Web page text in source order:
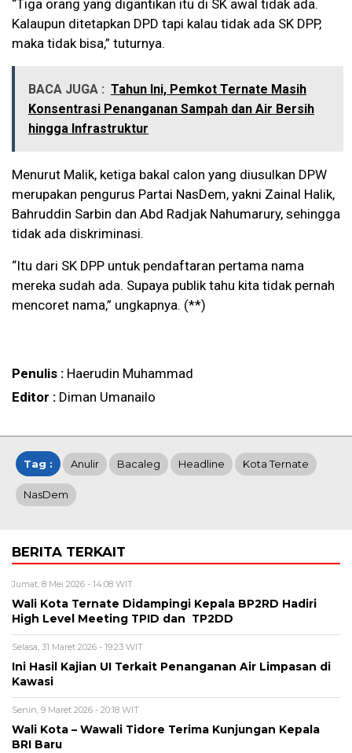
“Tiga orang yang digantikan itu di SK awal tidak ada.
Kalaupun ditetapkan DPD tapi kalau tidak ada SK DPP,
maka tidak bisa,” tuturnya.
BACA JUGA : Tahun Ini, Pemkot Ternate Masih
Konsentrasi Penanganan Sampah dan Air Bersih
hingga Infrastruktur
Menurut Malik, ketiga bakal calon yang diusulkan DPW
merupakan pengurus Partai NasDem, yakni Zainal Halik,
Bahruddin Sarbin dan Abd Radjak Nahumarury, sehingga
tidak ada diskriminasi.
“Itu dari SK DPP untuk pendaftaran pertama nama
mereka sudah ada. Supaya publik tahu kita tidak pernah
mencoret nama,” ungkapnya. (**)
Penulis : Haerudin Muhammad
Editor : Diman Umanailo
Tag : Anulir Bacaleg Headline Kota Ternate
NasDem
BERITA TERKAIT
Jumat, 8 Mei 2026 - 14:08 WIT
Wali Kota Ternate Didampingi Kepala BP2RD Hadiri
High Level Meeting TPID dan TP2DD
Selasa, 31 Maret 2026 - 19:23 WIT
Ini Hasil Kajian UI Terkait Penanganan Air Limpasan di
Kawasi
Senin, 9 Maret 2026 - 20:18 WIT
Wali Kota – Wawali Tidore Terima Kunjungan Kepala
BRI Baru